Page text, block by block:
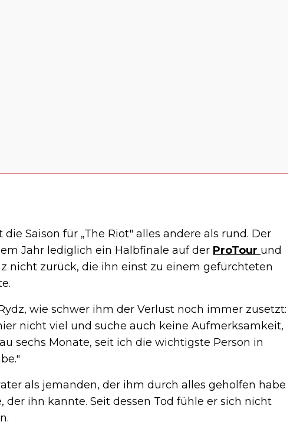
Saison für „The Riot" alles andere als rund. Der
Jahr lediglich ein Halbfinale auf der ProTour und
nicht zurück, die ihn einst zu einem gefürchteten
wie schwer ihm der Verlust noch immer zusetzt:
nicht viel und suche auch keine Aufmerksamkeit,
sechs Monate, seit ich die wichtigste Person in
als jemanden, der ihm durch alles geholfen habe
der ihn kannte. Seit dessen Tod fühle er sich nicht